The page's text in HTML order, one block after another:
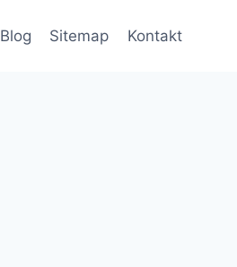
Blog Sitemap Kontakt